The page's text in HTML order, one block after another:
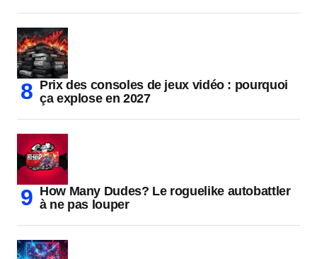
Prix des consoles de jeux vidéo : pourquoi
ça explose en 2027
How Many Dudes? Le roguelike autobattler
à ne pas louper